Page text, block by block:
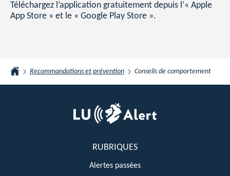
Téléchargez l’application gratuitement depuis l’« Apple
App Store » et le « Google Play Store ».
Recommandations et prévention Conseils de comportement
RUBRIQUES
Alertes passées